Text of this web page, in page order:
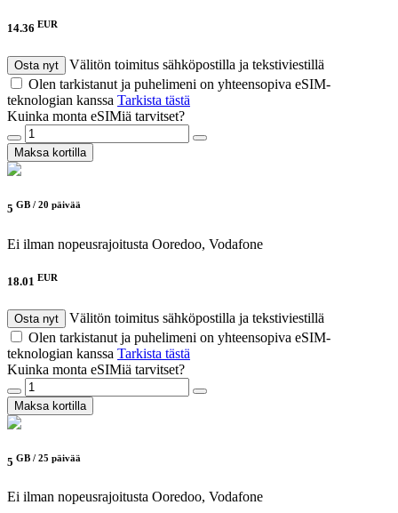
14.36 EUR
Osta nyt
Välitön toimitus sähköpostilla ja tekstiviestillä
Olen tarkistanut ja puhelimeni on yhteensopiva eSIM-
teknologian kanssa Tarkista tästä
Kuinka monta eSIMiä tarvitset?
Maksa kortilla
5 GB / 20 päivää
Ei ilman nopeusrajoitusta Ooredoo, Vodafone
18.01 EUR
Osta nyt
Välitön toimitus sähköpostilla ja tekstiviestillä
Olen tarkistanut ja puhelimeni on yhteensopiva eSIM-
teknologian kanssa Tarkista tästä
Kuinka monta eSIMiä tarvitset?
Maksa kortilla
5 GB / 25 päivää
Ei ilman nopeusrajoitusta Ooredoo, Vodafone